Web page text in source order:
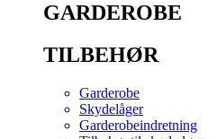
GARDEROBE
TILBEHØR
Garderobe
Skydelåger
Garderobeindretning